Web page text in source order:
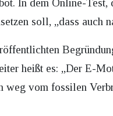
In dem Online-Test,
soll, „dass auch
heißt es: „Der E-
weg vom fossilen